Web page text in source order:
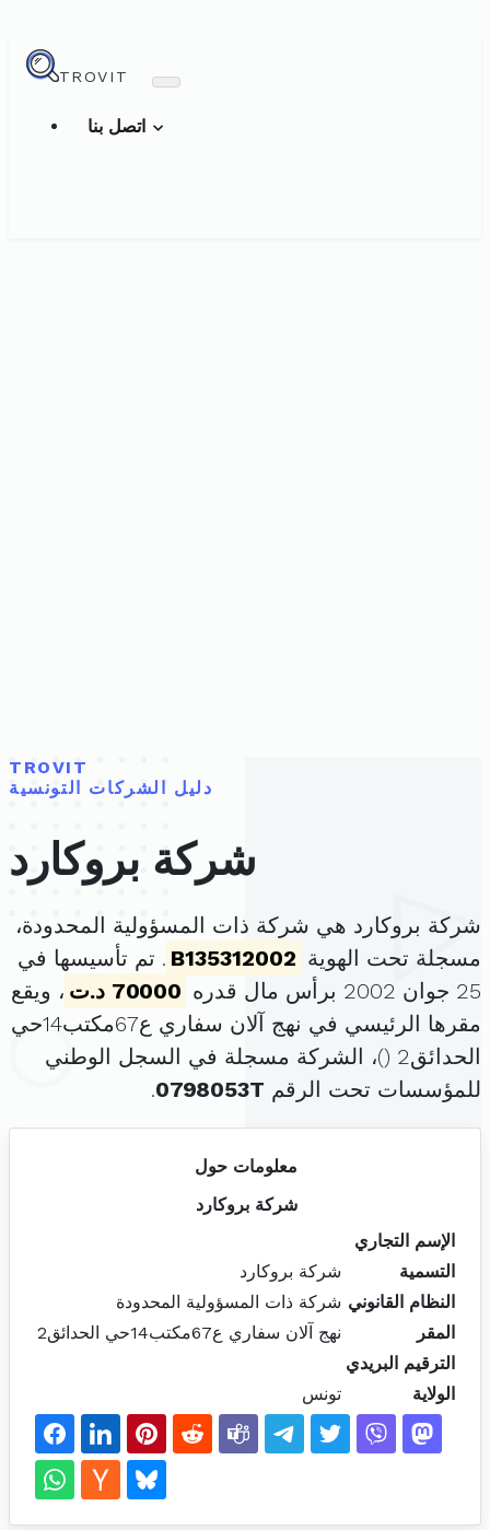
TROVIT
TROVIT
دليل الشركات التونسية
شركة بروكارد
شركة بروكارد هي شركة ذات المسؤولية المحدودة،
مسجلة تحت الهوية B135312002 . تم تأسيسها في
25 جوان 2002 برأس مال قدره
70000 د.ت
، ويقع
مقرها الرئيسي في نهج آلان سفاري ع67مكتب14حي
الحدائق2 (
)، الشركة مسجلة في السجل الوطني
للمؤسسات تحت الرقم 0798053T
.
معلومات حول
شركة بروكارد
الإسم التجاري
التسمية
شركة بروكارد
النظام القانوني شركة ذات المسؤولية المحدودة
المقر
نهج آلان سفاري ع67مكتب14حي الحدائق2
الترقيم البريدي
الولاية
تونس